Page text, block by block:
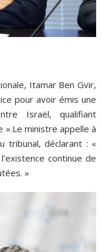
Itamar Ben Gvir,
pour avoir émis une
Israël, qualifiant
».Le ministre appelle à
tribunal, déclarant : «
continue de
»